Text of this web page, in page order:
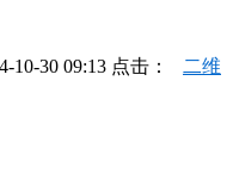
10-30 09:13 点击： 二维